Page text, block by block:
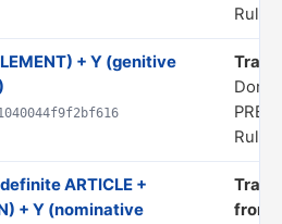
Rule
+ Y (genitive
Rule
ARTICLE +
+ Y (nominative
from